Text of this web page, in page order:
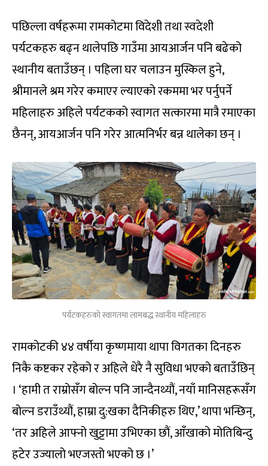
पछिल्ला वर्षहरूमा रामकोटमा विदेशी तथा स्वदेशी
पर्यटकहरु बढ्न थालेपछि गाउँमा आयआर्जन पनि बढेको
स्थानीय बताउँछन् । पहिला घर चलाउन मुस्किल हुने,
श्रीमानले श्रम गरेर कमाएर ल्याएको रकममा भर पर्नुपर्ने
महिलाहरु अहिले पर्यटकको स्वागत सत्कारमा मात्रै रमाएका
छैनन्, आयआर्जन पनि गरेर आत्मनिर्भर बन्न थालेका छन् ।
पर्यटकहरुको स्वागतमा लामबद्ध स्थानीय महिलाहरु
रामकोटकी ४४ वर्षीया कृष्णमाया थापा विगतका दिनहरु
निकै कष्टकर रहेको र अहिले धेरै नै सुविधा भएको बताउँछिन्
। ‘हामी त राम्रोसँग बोल्न पनि जान्दैनथ्यौं, नयाँ मानिसहरूसँग
बोल्न डराउँथ्यौं, हाम्रा दु:खका दैनिकीहरु थिए,’ थापा भन्छिन्,
‘तर अहिले आफ्नो खुट्टामा उभिएका छौं, आँखाको मोतिबिन्दु
हटेर उज्यालो भएजस्तो भएको छ ।’